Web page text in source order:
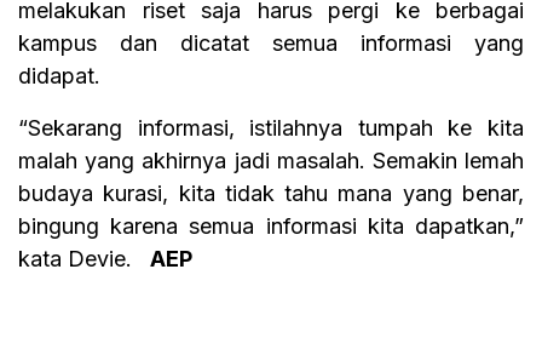
melakukan riset saja harus pergi ke berbagai
kampus dan dicatat semua informasi yang
didapat.
“Sekarang informasi, istilahnya tumpah ke kita
malah yang akhirnya jadi masalah. Semakin lemah
budaya kurasi, kita tidak tahu mana yang benar,
bingung karena semua informasi kita dapatkan,”
kata Devie. AEP